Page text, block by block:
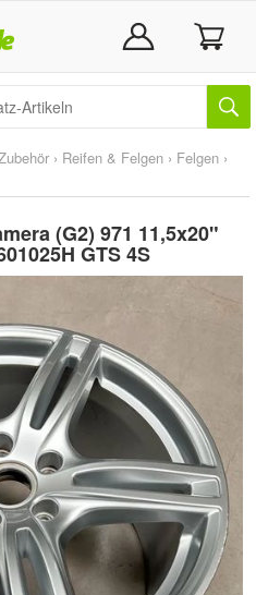
› Reifen & Felgen › Felgen ›
(G2) 971 11,5x20"
GTS 4S